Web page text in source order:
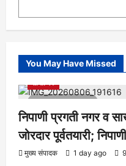
You May Have Missed
1 minute read
आरोग्य क्रीडा ताज्या बातम्या
निपाणी प्रगती नगर व
जोरदार पूर्वतयारी;
मुख्य संपादक 1 day ago
आरोग्य क्रीडा ताज्या बातम्या